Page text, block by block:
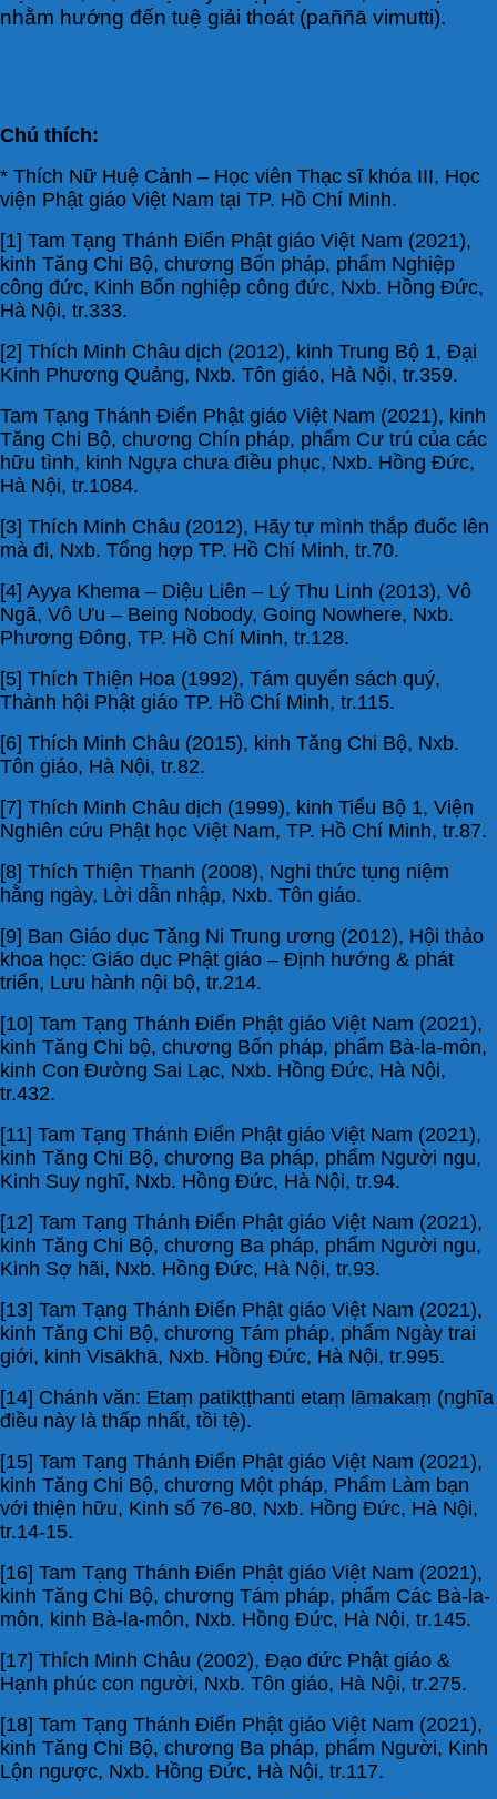
nhằm hướng đến tuệ giải thoát (paññā vimutti).
Chú thích:
* Thích Nữ Huệ Cảnh – Học viên Thạc sĩ khóa III, Học
viện Phật giáo Việt Nam tại TP. Hồ Chí Minh.
[1] Tam Tạng Thánh Điển Phật giáo Việt Nam (2021),
kinh Tăng Chi Bộ, chương Bốn pháp, phẩm Nghiệp
công đức, Kinh Bốn nghiệp công đức, Nxb. Hồng Đức,
Hà Nội, tr.333.
[2] Thích Minh Châu dịch (2012), kinh Trung Bộ 1, Đại
Kinh Phương Quảng, Nxb. Tôn giáo, Hà Nội, tr.359.
Tam Tạng Thánh Điển Phật giáo Việt Nam (2021), kinh
Tăng Chi Bộ, chương Chín pháp, phẩm Cư trú của các
hữu tình, kinh Ngựa chưa điều phục, Nxb. Hồng Đức,
Hà Nội, tr.1084.
[3] Thích Minh Châu (2012), Hãy tự mình thắp đuốc lên
mà đi, Nxb. Tổng hợp TP. Hồ Chí Minh, tr.70.
[4] Ayya Khema – Diệu Liên – Lý Thu Linh (2013), Vô
Ngã, Vô Ưu – Being Nobody, Going Nowhere, Nxb.
Phương Đông, TP. Hồ Chí Minh, tr.128.
[5] Thích Thiện Hoa (1992), Tám quyển sách quý,
Thành hội Phật giáo TP. Hồ Chí Minh, tr.115.
[6] Thích Minh Châu (2015), kinh Tăng Chi Bộ, Nxb.
Tôn giáo, Hà Nội, tr.82.
[7] Thích Minh Châu dịch (1999), kinh Tiểu Bộ 1, Viện
Nghiên cứu Phật học Việt Nam, TP. Hồ Chí Minh, tr.87.
[8] Thích Thiện Thanh (2008), Nghi thức tụng niệm
hằng ngày, Lời dẫn nhập, Nxb. Tôn giáo.
[9] Ban Giáo dục Tăng Ni Trung ương (2012), Hội thảo
khoa học: Giáo dục Phật giáo – Định hướng & phát
triển, Lưu hành nội bộ, tr.214.
[10] Tam Tạng Thánh Điển Phật giáo Việt Nam (2021),
kinh Tăng Chi bộ, chương Bốn pháp, phẩm Bà-la-môn,
kinh Con Đường Sai Lạc, Nxb. Hồng Đức, Hà Nội,
tr.432.
[11] Tam Tạng Thánh Điển Phật giáo Việt Nam (2021),
kinh Tăng Chi Bộ, chương Ba pháp, phẩm Người ngu,
Kinh Suy nghĩ, Nxb. Hồng Đức, Hà Nội, tr.94.
[12] Tam Tạng Thánh Điển Phật giáo Việt Nam (2021),
kinh Tăng Chi Bộ, chương Ba pháp, phẩm Người ngu,
Kinh Sợ hãi, Nxb. Hồng Đức, Hà Nội, tr.93.
[13] Tam Tạng Thánh Điển Phật giáo Việt Nam (2021),
kinh Tăng Chi Bộ, chương Tám pháp, phẩm Ngày trai
giới, kinh Visākhā, Nxb. Hồng Đức, Hà Nội, tr.995.
[14] Chánh văn: Etaṃ patikṭṭhanti etaṃ lāmakaṃ (nghĩa
điều này là thấp nhất, tồi tệ).
[15] Tam Tạng Thánh Điển Phật giáo Việt Nam (2021),
kinh Tăng Chi Bộ, chương Một pháp, Phẩm Làm bạn
với thiện hữu, Kinh số 76-80, Nxb. Hồng Đức, Hà Nội,
tr.14-15.
[16] Tam Tạng Thánh Điển Phật giáo Việt Nam (2021),
kinh Tăng Chi Bộ, chương Tám pháp, phẩm Các Bà-la-
môn, kinh Bà-la-môn, Nxb. Hồng Đức, Hà Nội, tr.145.
[17] Thích Minh Châu (2002), Đạo đức Phật giáo &
Hạnh phúc con người, Nxb. Tôn giáo, Hà Nội, tr.275.
[18] Tam Tạng Thánh Điển Phật giáo Việt Nam (2021),
kinh Tăng Chi Bộ, chương Ba pháp, phẩm Người, Kinh
Lộn ngược, Nxb. Hồng Đức, Hà Nội, tr.117.